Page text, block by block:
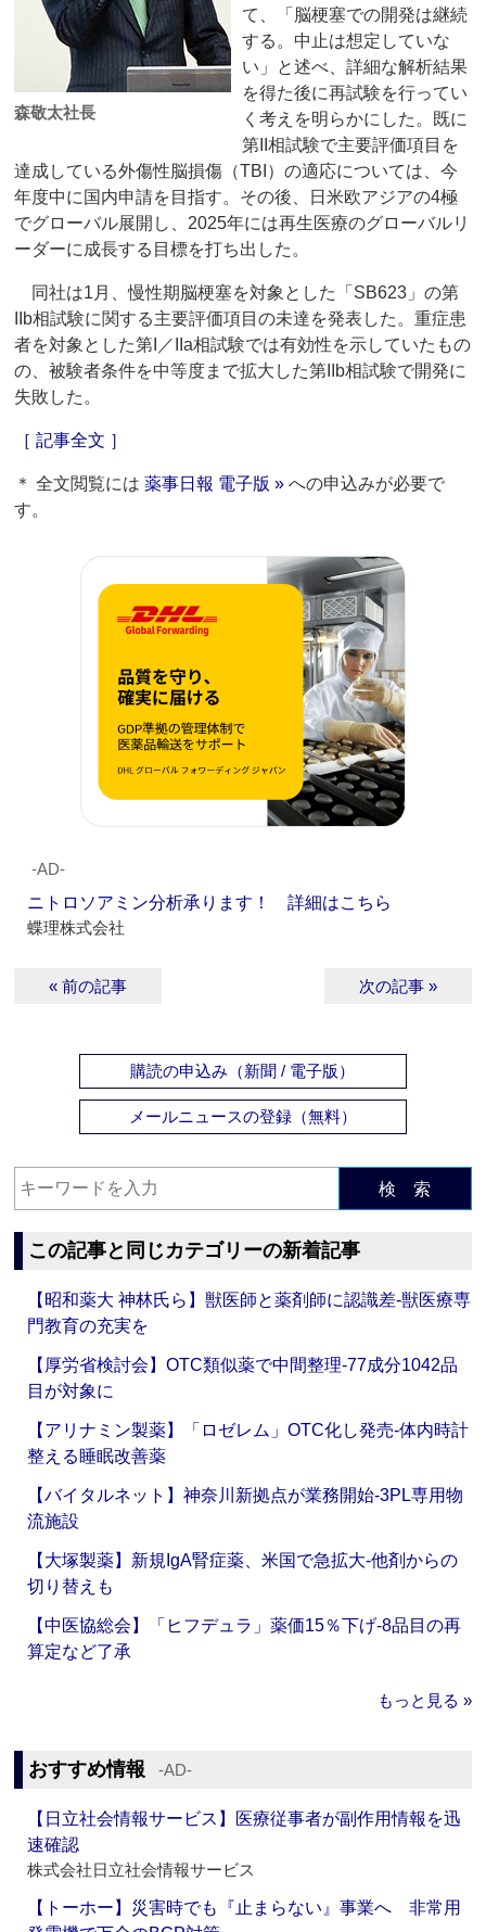
森敬太社長
て、「脳梗塞での開発は継続
する。中止は想定していな
い」と述べ、詳細な解析結果
を得た後に再試験を行ってい
く考えを明らかにした。既に
第II相試験で主要評価項目を
達成している外傷性脳損傷（TBI）の適応については、今
年度中に国内申請を目指す。その後、日米欧アジアの4極
でグローバル展開し、2025年には再生医療のグローバルリ
ーダーに成長する目標を打ち出した。
同社は1月、慢性期脳梗塞を対象とした「SB623」の第
IIb相試験に関する主要評価項目の未達を発表した。重症患
者を対象とした第I／IIa相試験では有効性を示していたもの
の、被験者条件を中等度まで拡大した第IIb相試験で開発に
失敗した。
［ 記事全文 ］
＊ 全文閲覧には薬事日報 電子版 » への申込みが必要で
す。
‐AD‐
ニトロソアミン分析承ります！ 詳細はこちら
蝶理株式会社
« 前の記事 次の記事 »
購読の申込み（新聞 / 電子版）
メールニュースの登録（無料）
検 索
この記事と同じカテゴリーの新着記事
【昭和薬大 神林氏ら】獣医師と薬剤師に認識差‐獣医療専
門教育の充実を
【厚労省検討会】OTC類似薬で中間整理‐77成分1042品
目が対象に
【アリナミン製薬】「ロゼレム」OTC化し発売‐体内時計
整える睡眠改善薬
【バイタルネット】神奈川新拠点が業務開始‐3PL専用物
流施設
【大塚製薬】新規IgA腎症薬、米国で急拡大‐他剤からの
切り替えも
【中医協総会】「ヒフデュラ」薬価15％下げ‐8品目の再
算定など了承
もっと見る »
おすすめ情報 ‐AD‐
【日立社会情報サービス】医療従事者が副作用情報を迅
速確認
株式会社日立社会情報サービス
【トーホー】災害時でも『止まらない』事業へ 非常用